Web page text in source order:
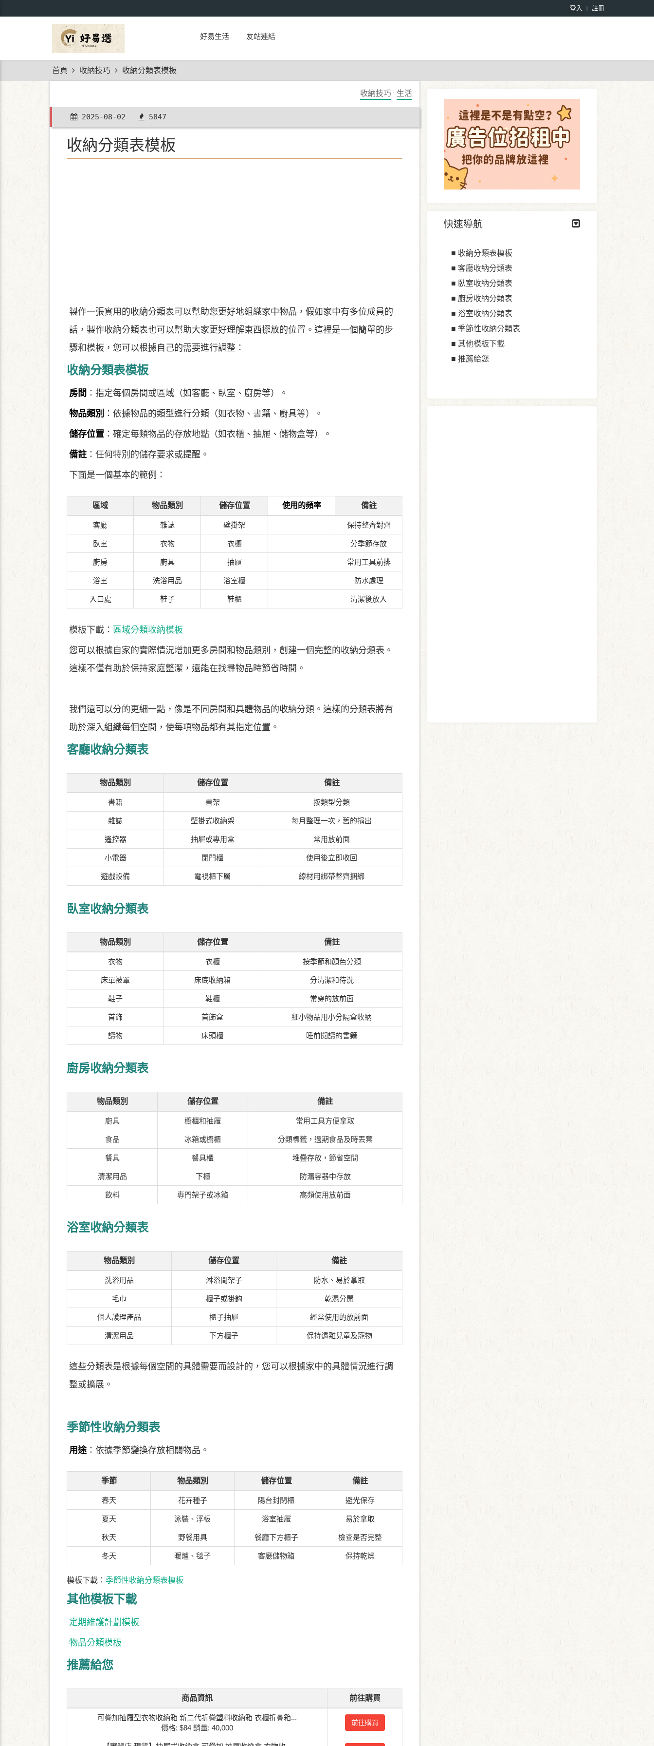
登入 註冊
好易生活 友站連結
首頁 收納技巧 收納分類表模板
收納技巧 · 生活
2025-08-02 5847
收納分類表模板
製作一張實用的收納分類表可以幫助您更好地組織家中物品，假如家中有多位成員的
話，製作收納分類表也可以幫助大家更好理解東西擺放的位置。這裡是一個簡單的步
驟和模板，您可以根據自己的需要進行調整：
收納分類表模板
房間 ：指定每個房間或區域（如客廳、臥室、廚房等）。
物品類別 ：依據物品的類型進行分類（如衣物、書籍、廚具等）。
儲存位置 ：確定每類物品的存放地點（如衣櫃、抽屜、儲物盒等）。
備註 ：任何特別的儲存要求或提醒。
下面是一個基本的範例：
區域 物品類別 儲存位置 使用的頻率 備註
客廳 雜誌 壁掛架 保持整齊對齊
臥室 衣物 衣櫥 分季節存放
廚房 廚具 抽屜 常用工具前排
浴室 洗浴用品 浴室櫃 防水處理
入口處 鞋子 鞋櫃 清潔後放入
模板下載： 區域分類收納模板
您可以根據自家的實際情況增加更多房間和物品類別，創建一個完整的收納分類表。
這樣不僅有助於保持家庭整潔，還能在找尋物品時節省時間。
我們還可以分的更細一點，像是不同房間和具體物品的收納分類。這樣的分類表將有
助於深入組織每個空間，使每項物品都有其指定位置。
客廳收納分類表
物品類別 儲存位置 備註
書籍 書架 按類型分類
雜誌 壁掛式收納架 每月整理一次，舊的捐出
遙控器 抽屜或專用盒 常用放前面
小電器 閉門櫃 使用後立即收回
遊戲設備 電視櫃下層 線材用綁帶整齊捆綁
臥室收納分類表
物品類別 儲存位置 備註
衣物 衣櫃 按季節和顏色分類
床單被罩 床底收納箱 分清潔和待洗
鞋子 鞋櫃 常穿的放前面
首飾 首飾盒 細小物品用小分隔盒收納
讀物 床頭櫃 睡前閱讀的書籍
廚房收納分類表
物品類別 儲存位置 備註
廚具 櫥櫃和抽屜 常用工具方便拿取
食品 冰箱或櫥櫃 分類標籤，過期食品及時丟棄
餐具 餐具櫃 堆疊存放，節省空間
清潔用品 下櫃 防漏容器中存放
飲料 專門架子或冰箱 高頻使用放前面
浴室收納分類表
物品類別 儲存位置 備註
洗浴用品 淋浴間架子 防水、易於拿取
毛巾 櫃子或掛鈎 乾濕分開
個人護理產品 櫃子抽屜 經常使用的放前面
清潔用品 下方櫃子 保持遠離兒童及寵物
這些分類表是根據每個空間的具體需要而設計的，您可以根據家中的具體情況進行調
整或擴展。
季節性收納分類表
用途 ：依據季節變換存放相關物品。
季節 物品類別 儲存位置 備註
春天 花卉種子 陽台封閉櫃 避光保存
夏天 泳裝、浮板 浴室抽屜 易於拿取
秋天 野餐用具 餐廳下方櫃子 檢查是否完整
冬天 暖爐、毯子 客廳儲物箱 保持乾燥
模板下載： 季節性收納分類表模板
其他模板下載
定期維護計劃模板
物品分類模板
推薦給您
商品資訊 前往購買
可疊加抽屜型衣物收納箱 新二代折疊塑料收納箱 衣櫃折疊箱...
價格: $84 銷量: 40,000
前往購買
快速導航
■ 收納分類表模板
■ 客廳收納分類表
■ 臥室收納分類表
■ 廚房收納分類表
■ 浴室收納分類表
■ 季節性收納分類表
■ 其他模板下載
■ 推薦給您